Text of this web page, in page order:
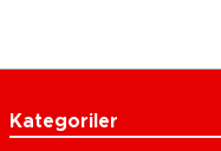
Kategoriler